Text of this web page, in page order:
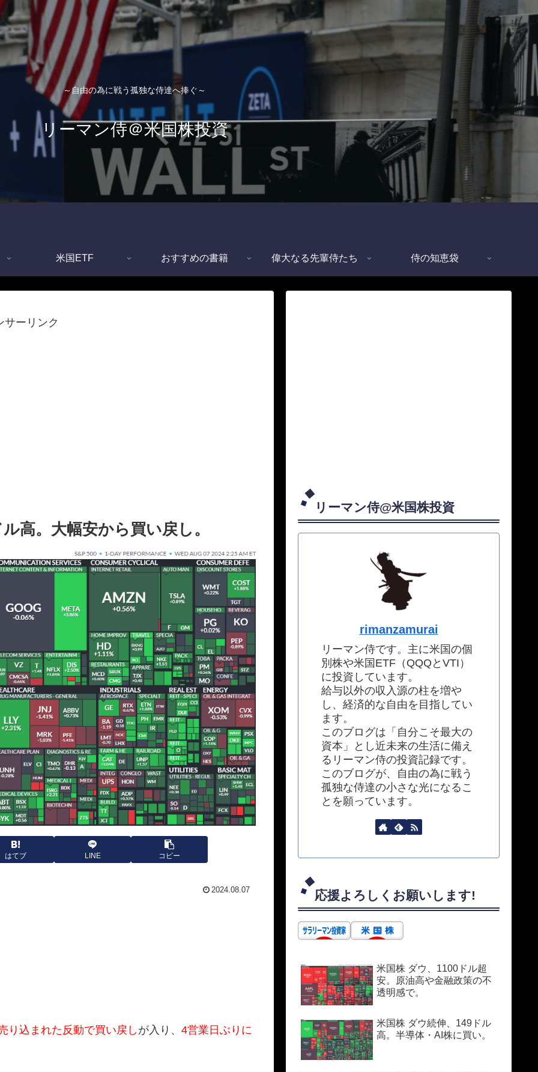
～自由の為に戦う孤独な侍達へ捧ぐ～
リーマン侍＠米国株投資
米国ETF おすすめの書籍 偉大なる先輩侍たち 侍の知恵袋
サーリンク
高。大幅安から買い戻し。
はてブ LINE コピー
2024.08.07
り込まれた反動で買い戻し が入り、 4営業日ぶりに
リーマン侍@米国株投資
rimanzamurai
リーマン侍です。主に米国の個
別株や米国ETF（QQQとVTI）
に投資しています。
給与以外の収入源の柱を増や
し、経済的な自由を目指してい
ます。
このブログは「自分こそ最大の
資本」とし近未来の生活に備え
るリーマン侍の投資記録です。
このブログが、自由の為に戦う
孤独な侍達の小さな光になるこ
とを願っています。
応援よろしくお願いします!
米国株 ダウ、1100ドル超
安。原油高や金融政策の不
透明感で。
米国株 ダウ続伸、149ドル
高。半導体・AI株に買い。